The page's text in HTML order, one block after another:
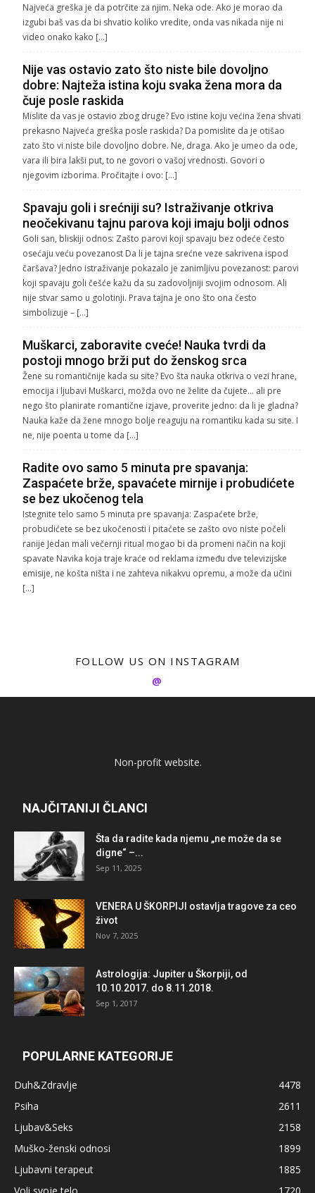
Najveća greška je da potrčite za njim. Neka ode. Ako je morao da
izgubi baš vas da bi shvatio koliko vredite, onda vas nikada nije ni
video onako kako […]
Nije vas ostavio zato što niste bile dovoljno
dobre: Najteža istina koju svaka žena mora da
čuje posle raskida
Mislite da vas je ostavio zbog druge? Evo istine koju većina žena shvati
prekasno Najveća greška posle raskida? Da pomislite da je otišao
zato što vi niste bile dovoljno dobre. Ne, draga. Ako je umeo da ode,
vara ili bira lakši put, to ne govori o vašoj vrednosti. Govori o
njegovim izborima. Pročitajte i ovo: […]
Spavaju goli i srećniji su? Istraživanje otkriva
neočekivanu tajnu parova koji imaju bolji odnos
Goli san, bliskiji odnos: Zašto parovi koji spavaju bez odeće često
osećaju veću povezanost Da li je tajna srećne veze sakrivena ispod
čaršava? Jedno istraživanje pokazalo je zanimljivu povezanost: parovi
koji spavaju goli češće kažu da su zadovoljniji svojim odnosom. Ali
nije stvar samo u golotinji. Prava tajna je ono što ona često
simbolizuje – […]
Muškarci, zaboravite cveće! Nauka tvrdi da
postoji mnogo brži put do ženskog srca
Žene su romantičnije kada su site? Evo šta nauka otkriva o vezi hrane,
emocija i ljubavi Muškarci, možda ovo ne želite da čujete… ali pre
nego što planirate romantične izjave, proverite jedno: da li je gladna?
Nauka kaže da žene mnogo bolje reaguju na romantiku kada su site. I
ne, nije poenta u tome da […]
Radite ovo samo 5 minuta pre spavanja:
Zaspaćete brže, spavaćete mirnije i probudićete
se bez ukočenog tela
Istegnite telo samo 5 minuta pre spavanja: Zaspaćete brže,
probudićete se bez ukočenosti i pitaćete se zašto ovo niste počeli
ranije Jedan mali večernji ritual mogao bi da promeni način na koji
spavate Navika koja traje kraće od reklama između dve televizijske
emisije, ne košta ništa i ne zahteva nikakvu opremu, a može da učini
[…]
FOLLOW US ON INSTAGRAM
@
Non-profit website.
NAJČITANIJI ČLANCI
Šta da radite kada njemu „ne može da se
digne“ –...
Sep 11, 2025
VENERA U ŠKORPIJI ostavlja tragove za ceo
život
Nov 7, 2025
Astrologija: Jupiter u Škorpiji, od
10.10.2017. do 8.11.2018.
Sep 1, 2017
POPULARNE KATEGORIJE
Duh&Zdravlje
4478
Psiha
2611
Ljubav&Seks
2158
Muško-ženski odnosi
1899
Ljubavni terapeut
1885